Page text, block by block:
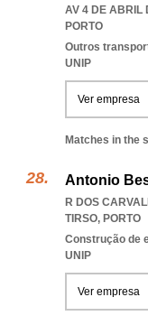
AV 4 DE ABRIL
PORTO
Outros
UNIP
Ver empresa
Matches in the
Antonio
R DOS
TIRSO, PORTO
Construção de
UNIP
Ver empresa